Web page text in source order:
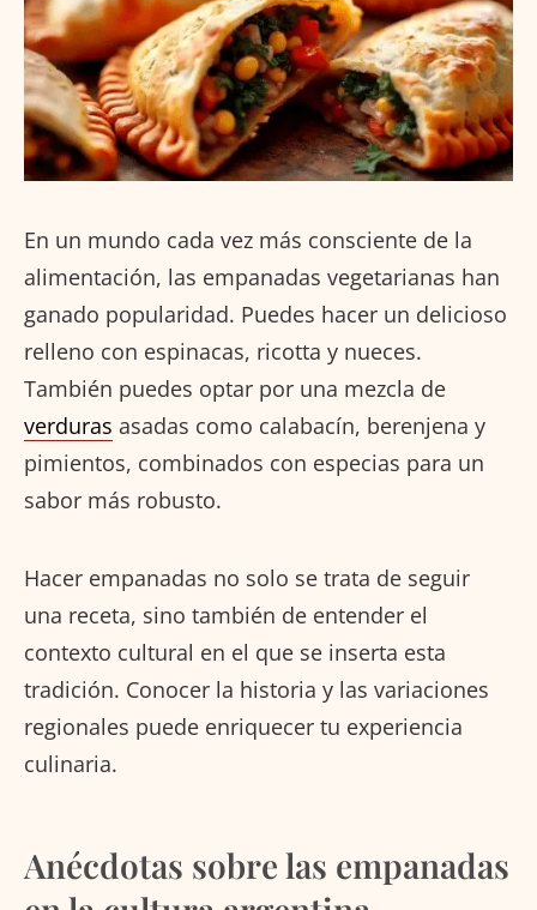
En un mundo cada vez más consciente de la
alimentación, las empanadas vegetarianas han
ganado popularidad. Puedes hacer un delicioso
relleno con espinacas, ricotta y nueces.
También puedes optar por una mezcla de
verduras asadas como calabacín, berenjena y
pimientos, combinados con especias para un
sabor más robusto.
Hacer empanadas no solo se trata de seguir
una receta, sino también de entender el
contexto cultural en el que se inserta esta
tradición. Conocer la historia y las variaciones
regionales puede enriquecer tu experiencia
culinaria.
Anécdotas sobre las empanadas